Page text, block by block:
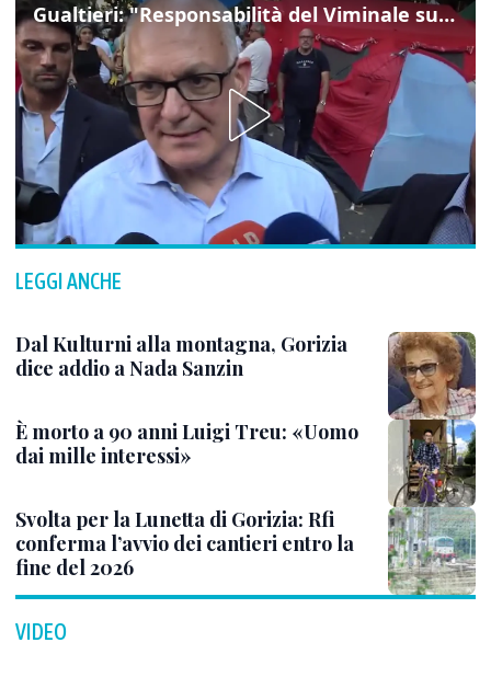
Gualtieri: "Responsabilità del Viminale su Spin Time? La posizione dei partiti è nota"
LEGGI ANCHE
Dal Kulturni alla montagna, Gorizia
dice addio a Nada Sanzin
È morto a 90 anni Luigi Treu: «Uomo
dai mille interessi»
Svolta per la Lunetta di Gorizia: Rfi
conferma l’avvio dei cantieri entro la
fine del 2026
VIDEO